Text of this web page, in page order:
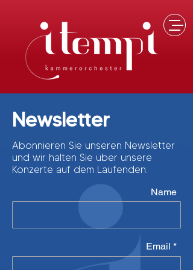
Newsletter
Abonnieren Sie unseren Newsletter
und wir halten Sie über unsere
Konzerte auf dem Laufenden:
Name
Email *